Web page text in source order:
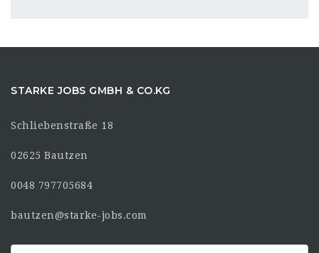
STARKE JOBS GMBH & CO.KG
Schliebenstraße 18
02625 Bautzen
0048 797705684
bautzen@starke-jobs.com